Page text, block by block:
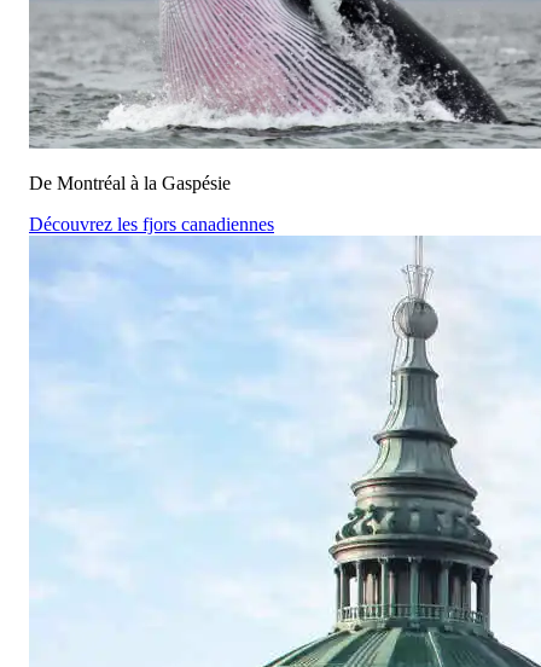
De Montréal à la Gaspésie
Découvrez les fjors canadiennes